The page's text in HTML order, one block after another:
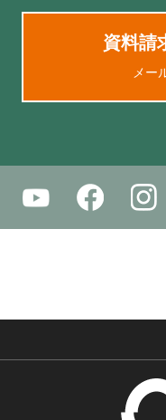
資料請
メー